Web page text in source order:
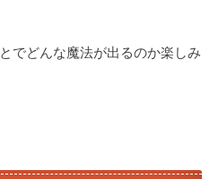
でどんな魔法が出るのか楽しみ